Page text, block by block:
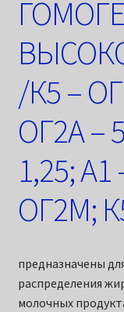
/К5 –
ОГ2А –
1,25;
ОГ2М;
предназначены
распределения
молочных